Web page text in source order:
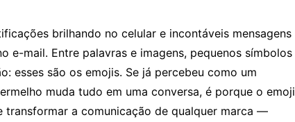
brilhando no celular e incontáveis mensagens
e-mail. Entre palavras e imagens, pequenos símbolos
esses são os emojis. Se já percebeu como um
muda tudo em uma conversa, é porque o emoji
a comunicação de qualquer marca —